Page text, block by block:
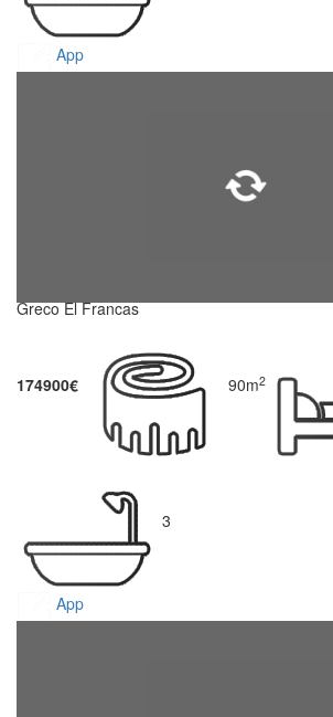
App
Greco El Francas
174900€ 90m2
3
App